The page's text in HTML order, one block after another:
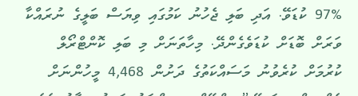
%97 ކުޑަވޭ. އަދި ބަލި ޖެހުނު ކަމުގައި ވިޔަސް ބަލީގެ ނުރައްކާ
ވަރަށް ބޮޑަށް ކުޑަވެގެންދޭ. މިހާތަނަށް މި ބަލި ކޮންޓްރޯލް
ކުރުމަށް ކުރެވުނު މަސައްކަތުގެ ދަށުން 4,468 މީހުންނަށް